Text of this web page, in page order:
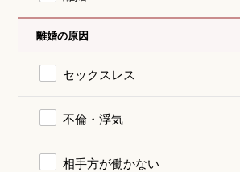
離婚の原因
セックスレス
不倫・浮気
相手方が働かない